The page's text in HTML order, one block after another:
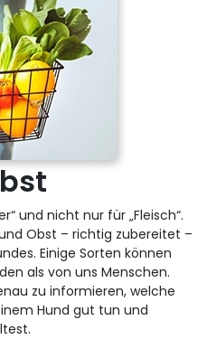
und nicht nur für „Fleisch“.
Obst – richtig zubereitet –
Einige Sorten können
als von uns Menschen.
zu informieren, welche
Hund gut tun und